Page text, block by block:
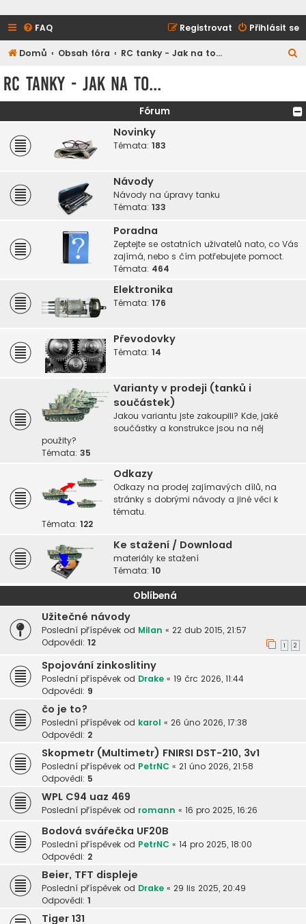
FAQ Přihlásit se
Registrovat
Domů Obsah fóra RC tanky - Jak na to...
d
a
RC tanky - Jak na to...
Fórum
Novinky
Témata: 183
Návody
Návody na úpravy tanku
Témata: 133
Poradna
Zeptejte se ostatních uživatelů nato, co Vás
zajímá, nebo s čím potřebujete pomoct.
Témata: 464
Elektronika
Témata: 176
Převodovky
Témata: 14
Varianty v prodeji (tanků i
součástek)
Jakou variantu jste zakoupili? Kde, jaké
součástky a konstrukce jsou na něj
použity?
Témata: 35
Odkazy
Odkazy na prodej zajímavých dílů, na
stránky s dobrými návody a jiné věci k
tématu.
Témata: 122
Ke stažení / Download
materiály ke stažení
Témata: 10
Oblíbená
Užitečné návody
Poslední příspěvek od Milan « 22 dub 2015, 21:57
Odpovědi: 12 1 2
Spojování zinkoslitiny
Poslední příspěvek od Drake « 19 črc 2026, 11:44
Odpovědi: 9
čo je to?
Poslední příspěvek od karol « 26 úno 2026, 17:38
Odpovědi: 2
Skopmetr (Multimetr) FNIRSI DST-210, 3v1
Poslední příspěvek od PetrNC « 21 úno 2026, 21:58
Odpovědi: 5
WPL C94 uaz 469
Poslední příspěvek od romann « 16 pro 2025, 16:26
Bodová svářečka UF20B
Poslední příspěvek od PetrNC « 14 pro 2025, 18:00
Odpovědi: 2
Beier, TFT displeje
Poslední příspěvek od Drake « 29 lis 2025, 20:49
Odpovědi: 1
Tiger 131